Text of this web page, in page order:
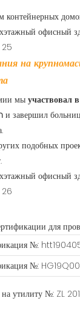
контейнерных
на
мы участвовал
и завершил
подобных
для
№:
№:
на утилиту №: ZL